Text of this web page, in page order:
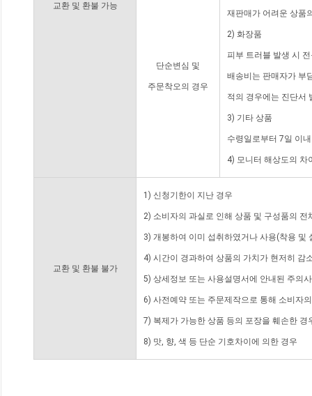
교환 및 환불 가능
단순변심 및
주문착오의 경우
재판매가 어려운 상품
2) 화장품
피부 트러블 발생 시
배송비는 판매자가 부
적의 경우에는 진단서
3) 기타 상품
수령일로부터 7일 이
4) 모니터 해상도의 차
교환 및 환불 불가
1) 신청기한이 지난 경우
2) 소비자의 과실로 인해 상품 및 구성품의
3) 개봉하여 이미 섭취하였거나 사용(착용 및
4) 시간이 경과하여 상품의 가치가 현저히 감
5) 상세정보 또는 사용설명서에 안내된 주의
6) 사전예약 또는 주문제작으로 통해 소비자
7) 복제가 가능한 상품 등의 포장을 훼손한 경
8) 맛, 향, 색 등 단순 기호차이에 의한 경우